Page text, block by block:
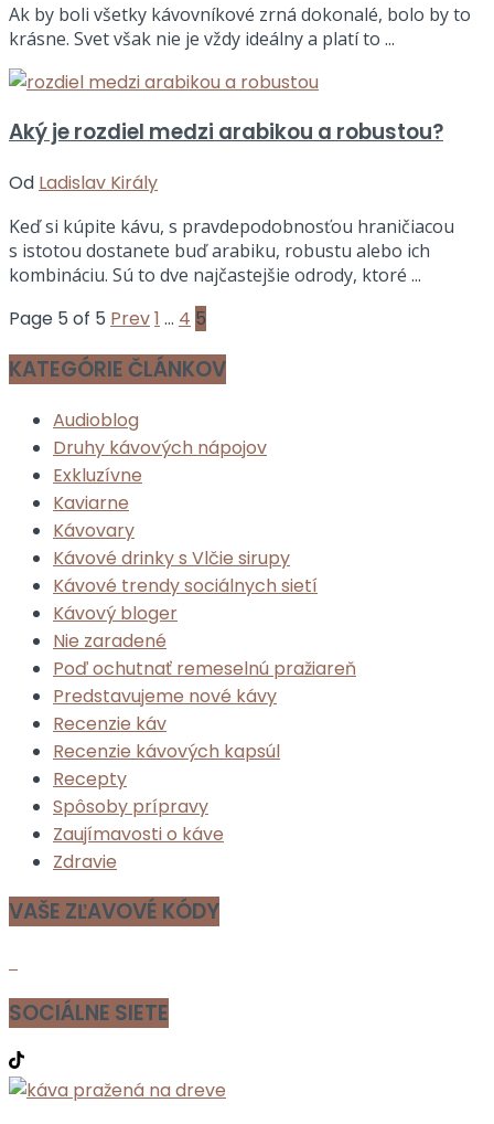
Ak by boli všetky kávovníkové zrná dokonalé, bolo by to
krásne. Svet však nie je vždy ideálny a platí to ...
Aký je rozdiel medzi arabikou a robustou?
Od Ladislav Király
Keď si kúpite kávu, s pravdepodobnosťou hraničiacou
s istotou dostanete buď arabiku, robustu alebo ich
kombináciu. Sú to dve najčastejšie odrody, ktoré ...
Page 5 of 5 Prev1 … 4 5
KATEGÓRIE ČLÁNKOV
Audioblog
Druhy kávových nápojov
Exkluzívne
Kaviarne
Kávovary
Kávové drinky s Vlčie sirupy
Kávové trendy sociálnych sietí
Kávový bloger
Nie zaradené
Poď ochutnať remeselnú pražiareň
Predstavujeme nové kávy
Recenzie káv
Recenzie kávových kapsúl
Recepty
Spôsoby prípravy
Zaujímavosti o káve
Zdravie
VAŠE ZĽAVOVÉ KÓDY
SOCIÁLNE SIETE